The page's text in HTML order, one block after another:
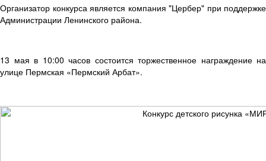
Организатор конкурса является компания "Цербер" при поддержке
Администрации Ленинского района.
13 мая в 10:00 часов состоится торжественное награждение на
улице Пермская «Пермский Арбат».